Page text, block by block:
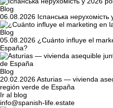
Blog
06.08.2026 Іспанська нерухомість
Blog
05.08.2026 ¿Cuánto influye el
España?
Blog
20.02.2026Asturias — vivienda
región verde de España
Ir al blog
info@spanish-life.estate